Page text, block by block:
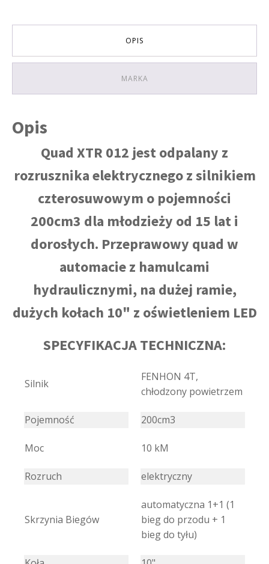
CZERWONY
OPIS
MARKA
Opis
Quad XTR 012 jest odpalany z
rozrusznika elektrycznego z silnikiem
czterosuwowym o pojemności
200cm3 dla młodzieży od 15 lat i
dorosłych. Przeprawowy quad w
automacie z hamulcami
hydraulicznymi, na dużej ramie,
dużych kołach 10" z oświetleniem LED
SPECYFIKACJA TECHNICZNA:
Silnik
FENHON 4T,
chłodzony powietrzem
Pojemność 200cm3
Moc 10 kM
Rozruch elektryczny
Skrzynia Biegów
automatyczna 1+1 (1
bieg do przodu + 1
bieg do tyłu)